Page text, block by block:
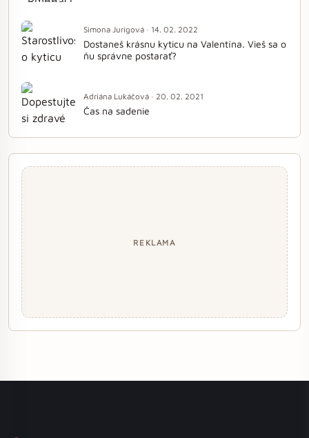
Simona Jurigová · 14. 02. 2022
Dostaneš krásnu kyticu na Valentína. Vieš sa o
ňu správne postarať?
Adriána Lukáčová · 20. 02. 2021
Čas na sadenie
REKLAMA